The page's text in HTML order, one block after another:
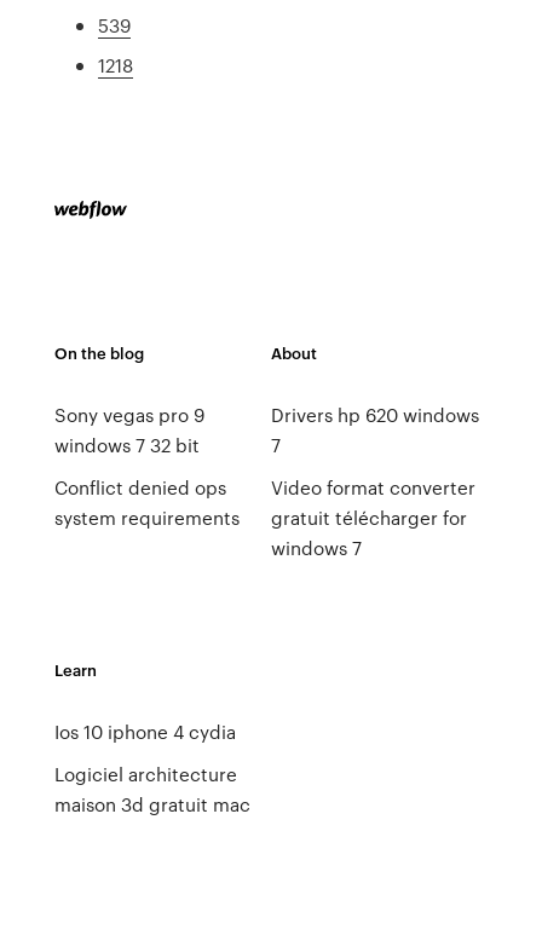
539
1218
On the blog
Sony vegas pro 9
windows 7 32 bit
Conflict denied ops
system requirements
About
Drivers hp 620 windows
7
Video format converter
gratuit télécharger for
windows 7
Learn
Ios 10 iphone 4 cydia
Logiciel architecture
maison 3d gratuit mac